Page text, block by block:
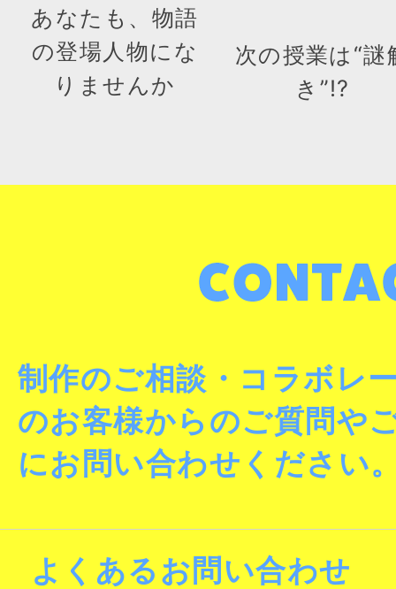
あなたも、物語
の登場人物にな
りませんか
次の授業は“謎
き”!?
制作のご相談・コラボレ
のお客様からのご質問や
にお問い合わせください
よくあるお問い合わせ